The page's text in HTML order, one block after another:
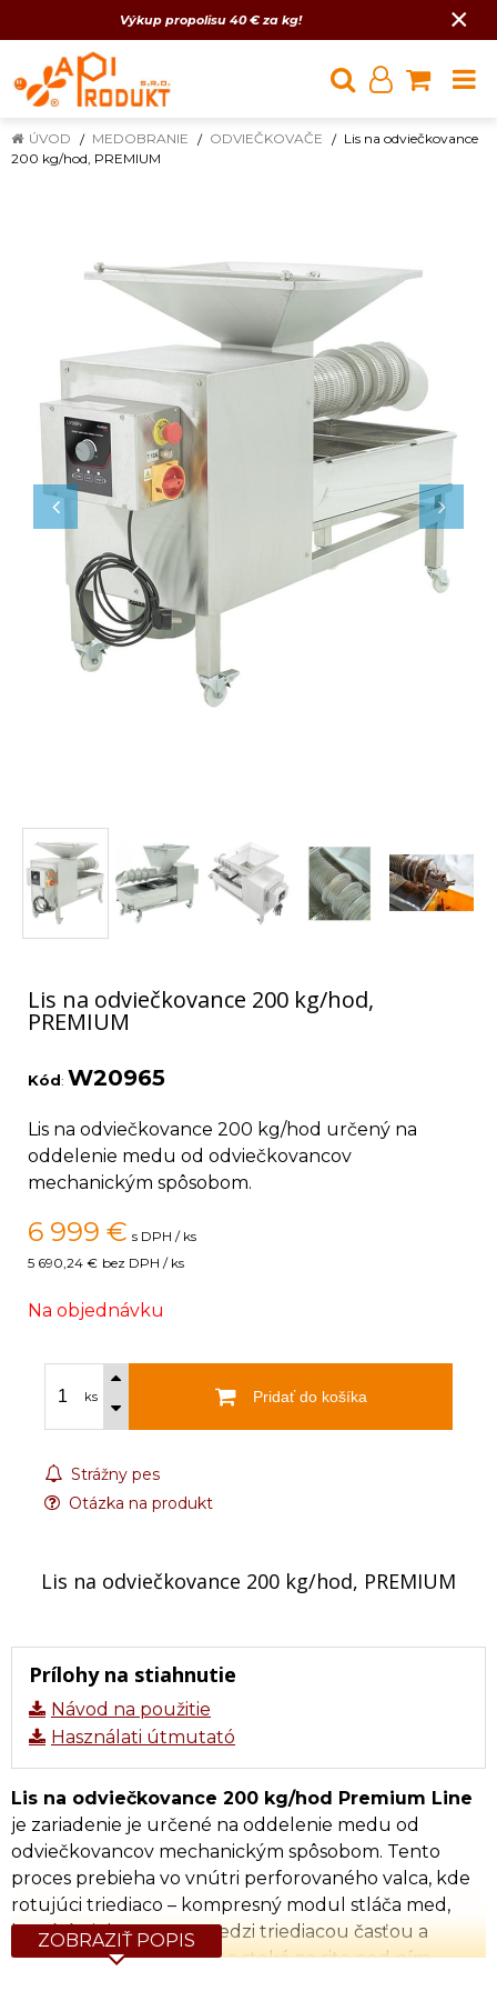
Výkup propolisu 40 € za kg! ×
ÚVOD MEDOBRANIE ODVIEČKOVAČE
Lis na odviečkovance
200 kg/hod, PREMIUM
Lis na odviečkovance 200 kg/hod,
PREMIUM
Kód: W20965
Lis na odviečkovance 200 kg/hod určený na
oddelenie medu od odviečkovancov
mechanickým spôsobom.
6 999 € s DPH / ks
5 690,24 € bez DPH / ks
Na objednávku
ks Pridať do košíka
Strážny pes
Otázka na produkt
Lis na odviečkovance 200 kg/hod, PREMIUM
Prílohy na stiahnutie
Návod na použitie
Használati útmutató
Lis na odviečkovance 200 kg/hod Premium Line
je zariadenie je určené na oddelenie medu od
odviečkovancov mechanickým spôsobom. Tento
proces prebieha vo vnútri perforovaného valca, kde
rotujúci triediaco – kompresný modul stláča med,
ktorý ústi do otvorov medzi triediacou časťou a
perforovaným plechom a steká na sito pod ním.
ZOBRAZIŤ POPIS